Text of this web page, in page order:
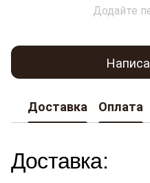
Додайте
Доставка Оплата
Доставка: